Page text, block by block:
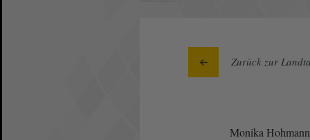
Zurück zur
Monika